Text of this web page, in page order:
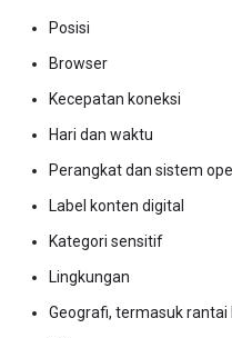
Posisi
Browser
Kecepatan koneksi
Hari dan waktu
Perangkat dan sistem
Label konten digital
Kategori sensitif
Lingkungan
Geografi, termasuk rantai